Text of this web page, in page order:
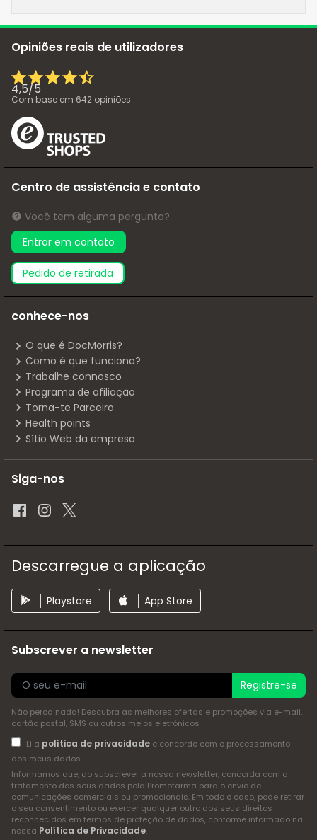
Opiniões reais de utilizadores
4,5/5
Com base em 642 opiniões
Centro de assistência e contato
Você tem alguma pergunta?
Entrar em contato
pedido de retirada
conhece-nos
O que é DocMorris?
Como é que funciona?
Trabalhe connosco
Programa de afiliação
Torna-te Parceiro
Health points
Sítio Web da empresa
Siga-nos
Descarregue a aplicação
Playstore App Store
Subscrever a newsletter
Registre-se
Não perca nada! Descubra as melhores ofertas e promoções via e-mail,
cartão postal, SMS ou outros meios eletrónicos
Li a política de privacidadee concordo com o processamento
dos meus dados
Informamos que, ao subscrever a nossa newsletter, concorda com o
tratamento dos seus dados pela Promofarma para o envio de
comunicações comerciais ou promocionais. Em todo o caso, pode retirar
o seu consentimento ou exercer qualquer outro dos seus direitos
reconhecidos em termos de proteção de dados, conforme informado na
nossa Política de Privacidade.